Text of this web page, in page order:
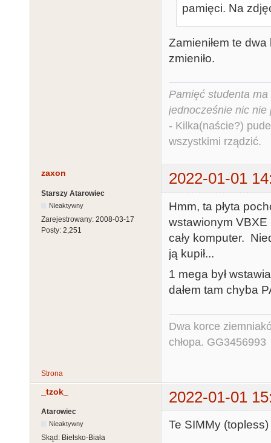
pamięci. Na
Zamieniłem te
zmieniło.
Pamięć studenta
jednocześnie nic nie
- Kilka(naście?)
wszystkimi rządzić.
zaxon 2022-01-01
Starszy Atarowiec
Nieaktywny
Zarejestrowany: 2008-03-17
Posty: 2,251
Hmm, ta płyta
wstawionym VBXE
cały komputer.
ją kupił...
1 mega był
dałem tam chyba
Dwa korce
chłopa. GG3456993
Strona
_tzok_ 2022-01-01
Atarowiec
Nieaktywny
Skąd: Bielsko-Biała
Te SIMMy